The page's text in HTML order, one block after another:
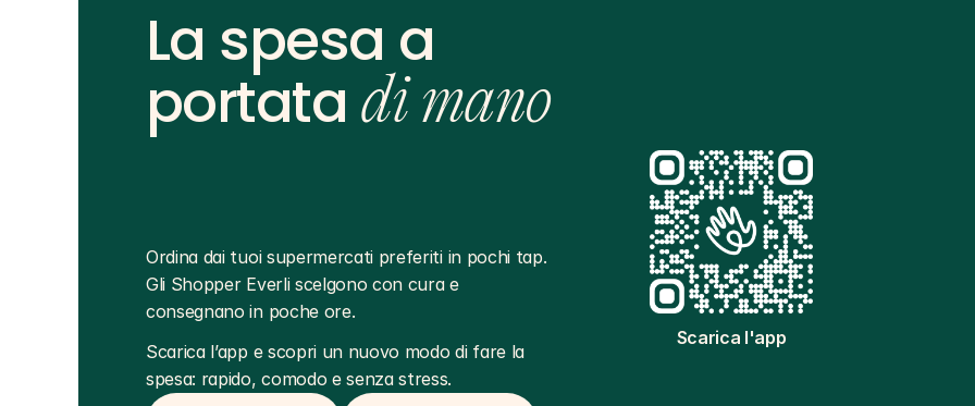
Scarica l'app
La spesa a
portata di mano
Ordina dai tuoi supermercati preferiti in pochi tap.
Gli Shopper Everli scelgono con cura e
consegnano in poche ore.
Scarica l’app e scopri un nuovo modo di fare la
spesa: rapido, comodo e senza stress.